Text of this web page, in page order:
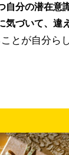
自分の潜在意
づいて、違
とが自分ら